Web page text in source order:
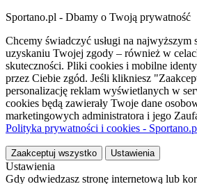
Sportano.pl - Dbamy o Twoją prywatność
Chcemy świadczyć usługi na
uzyskaniu Twojej zgody – również w
skuteczności. Pliki cookies i mobilne
przez Ciebie zgód. Jeśli klikniesz
personalizację reklam wyświetlanych w
cookies będą zawierały Twoje dane
marketingowych administratora i jego
Polityka prywatności i cookies -
Zaakceptuj wszystko Ustawienia
Ustawienia
Gdy odwiedzasz stronę internetową lub